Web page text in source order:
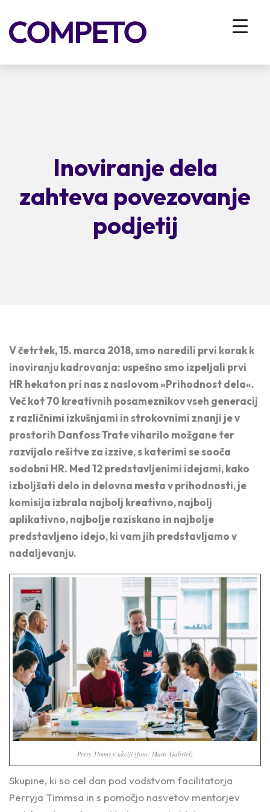
Inoviranje dela
zahteva povezovanje
podjetij
V četrtek, 15. marca 2018, smo naredili prvi korak k
inoviranju kadrovanja: uspešno smo izpeljali prvi
HR hekaton pri nas z naslovom »Prihodnost dela«.
Več kot 70 kreativnih posameznikov vseh generacij
z različnimi izkušnjami in strokovnimi znanji je v
prostorih Danfoss Trate viharilo možgane ter
razvijalo rešitve za izzive, s katerimi se sooča
sodobni HR. Med 12 predstavljenimi idejami, kako
izboljšati delo in delovna mesta v prihodnosti, je
komisija izbrala najbolj kreativno, najbolj
aplikativno, najbolje raziskano in najbolje
predstavljeno idejo, ki vam jih predstavljamo v
nadaljevanju.
Perry Timms v akciji (foto: Matic Gabriel)
Skupine, ki so cel dan pod vodstvom facilitatorja
Perryja Timmsa in s pomočjo nasvetov mentorjev